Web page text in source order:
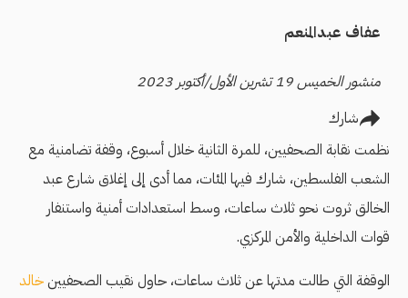
عفاف عبدالمنعم
منشور الخميس 19 تشرين الأول/أكتوبر 2023
شارك
نظمت نقابة الصحفيين، للمرة الثانية خلال أسبوع، وقفة تضامنية مع
الشعب الفلسطين، شارك فيها المئات، مما أدى إلى إغلاق شارع عبد
الخالق ثروت نحو ثلاث ساعات، وسط استعدادات أمنية واستنفار
قوات الداخلية والأمن المركزي.
الوقفة التي طالت مدتها عن ثلاث ساعات، حاول نقيب الصحفيينخالد